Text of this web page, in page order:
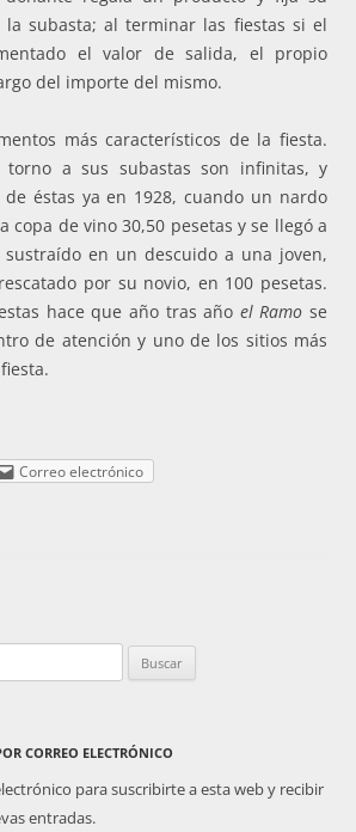
subasta; al terminar las fiestas si el
el valor de salida, el propio
del importe del mismo.
más característicos de la fiesta.
torno a sus subastas son infinitas, y
éstas ya en 1928, cuando un nardo
copa de vino 30,50 pesetas y se llegó a
en un descuido a una joven,
por su novio, en 100 pesetas.
hace que año tras año el Ramo se
de atención y uno de los sitios más
Correo electrónico
CORREO ELECTRÓNICO
para suscribirte a esta web y recibir
entradas.